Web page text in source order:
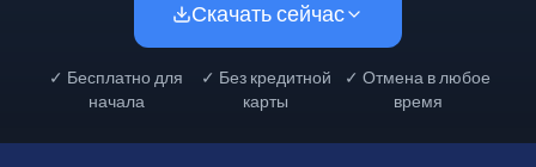
Скачать сейчас
✓ Бесплатно для
начала
✓ Без кредитной
карты
✓Отмена в любое
время